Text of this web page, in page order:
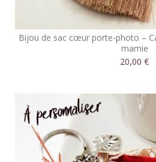
Bijou de sac cœur porte-photo –
mamie
20,00 €